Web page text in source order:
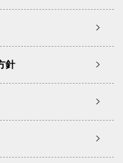
針